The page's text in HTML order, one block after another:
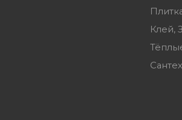
Клей,